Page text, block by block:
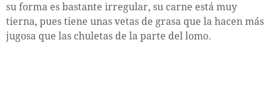
su forma es bastante irregular, su carne está muy
tierna, pues tiene unas vetas de grasa que la hacen más
jugosa que las chuletas de la parte del lomo.